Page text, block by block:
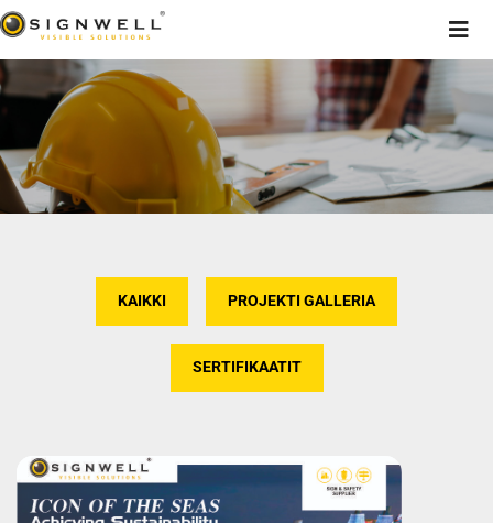
KAIKKI PROJEKTI GALLERIA
SERTIFIKAATIT